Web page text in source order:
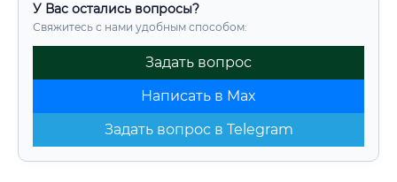
У Вас остались вопросы?
Свяжитесь с нами удобным способом:
Задать вопрос
Написать в Max
Задать вопрос в Telegram